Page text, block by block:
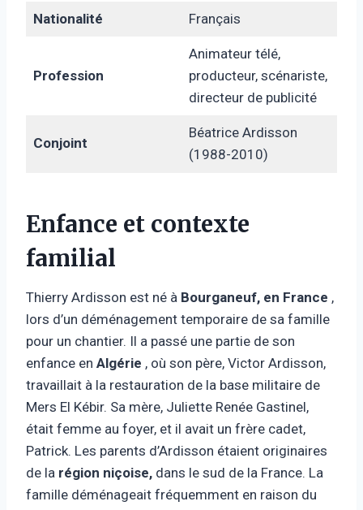
Nationalité Français
Profession
Animateur télé,
producteur, scénariste,
directeur de publicité
Conjoint
Béatrice Ardisson
(1988-2010)
Enfance et contexte
familial
Thierry Ardisson est né à Bourganeuf, en France ,
lors d’un déménagement temporaire de sa famille
pour un chantier. Il a passé une partie de son
enfance en Algérie , où son père, Victor Ardisson,
travaillait à la restauration de la base militaire de
Mers El Kébir. Sa mère, Juliette Renée Gastinel,
était femme au foyer, et il avait un frère cadet,
Patrick. Les parents d’Ardisson étaient originaires
de la région niçoise, dans le sud de la France. La
famille déménageait fréquemment en raison du